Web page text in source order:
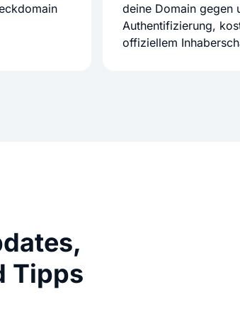
deine Domain gegen
Authentifizierung,
offiziellem
Tipps